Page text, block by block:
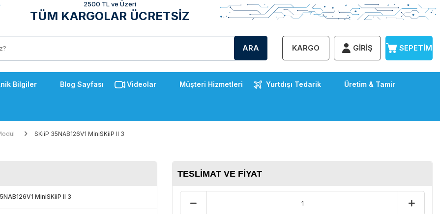
2500 TL ve Üzeri
TÜM KARGOLAR ÜCRETSİZ
ARA KARGO GIRIŞ SEPETIM
Bilgiler Blog Sayfası Videolar Müşteri Hizmetleri Yurtdışı Tedarik Üretim & Tamir
SKiiP 35NAB126V1 MiniSKiiP II 3
MiniSKiiP II 3
TESLIMAT VE FIYAT